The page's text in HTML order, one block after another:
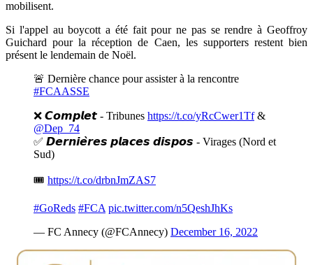
mobilisent.
Si l'appel au boycott a été fait pour ne pas se rendre à Geoffroy
Guichard pour la réception de Caen, les supporters restent bien
présent le lendemain de Noël.
🚨 Dernière chance pour assister à la rencontre
#FCAASSE
❌ 𝘾𝙤𝙢𝙥𝙡𝙚𝙩 - Tribunes https://t.co/yRcCwer1Tf&
@Dep_74
✅ 𝘿𝙚𝙧𝙣𝙞𝙚̀𝙧𝙚𝙨 𝙥𝙡𝙖𝙘𝙚𝙨 𝙙𝙞𝙨𝙥𝙤𝙨 - Virages (Nord et
Sud)
🎟 https://t.co/drbnJmZAS7
#GoReds #FCA pic.twitter.com/n5QeshJhKs
— FC Annecy (@FCAnnecy) December 16, 2022